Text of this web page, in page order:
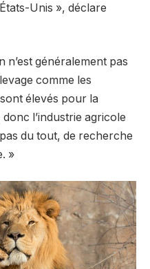
Unis », déclare
n’est généralement pas
comme les
élevés pour la
l’industrie agricole
du tout, de recherche
»